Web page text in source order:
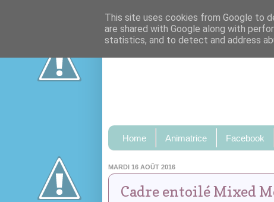
Home Animatrice Facebook
MARDI 16 AOÛT 2016
Cadre entoilé Mixed
This site uses cookies from Google to
are shared with Google along with
statistics, and to detect and address